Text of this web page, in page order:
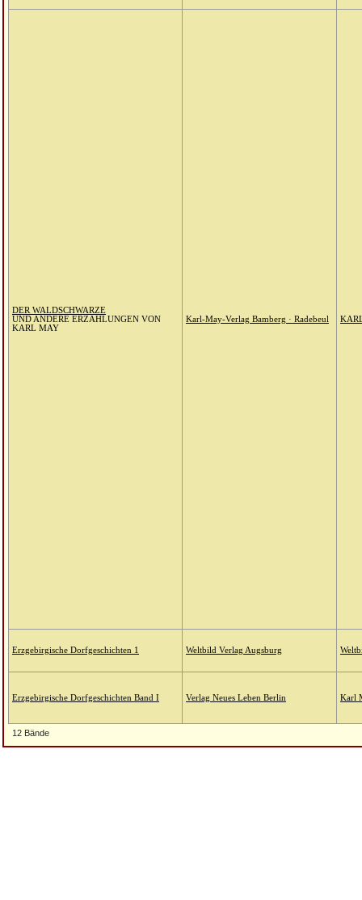
DER WALDSCHWARZE
UND ANDERE ERZÄHLUNGEN VON
KARL MAY
Karl-May-Verlag Bamberg · Radebeul
Erzgebirgische Dorfgeschichten 1 Weltbild Verlag Augsburg
Erzgebirgische Dorfgeschichten Band I Verlag Neues Leben Berlin Karl
12 Bände